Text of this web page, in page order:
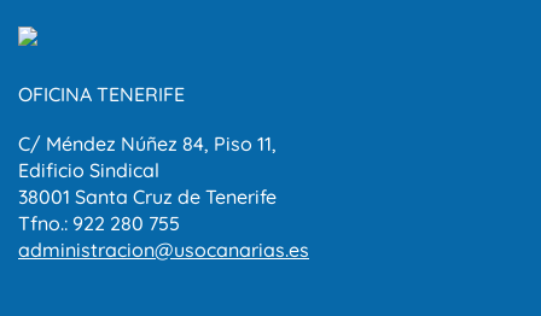
OFICINA TENERIFE
C/ Méndez Núñez 84, Piso 11,
Edificio Sindical
38001 Santa Cruz de Tenerife
Tfno.: 922 280 755
administracion@usocanarias.es